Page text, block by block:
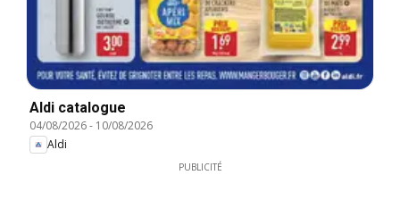
Aldi catalogue
04/08/2026- 10/08/2026
Aldi
PUBLICITÉ